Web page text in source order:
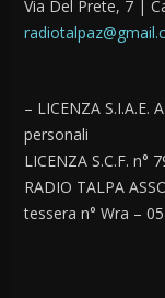
Via Del Prete, 7 |
– LICENZA S.I.A.E.
personali
LICENZA S.C.F.
RADIO TALPA
tessera n° Wra –